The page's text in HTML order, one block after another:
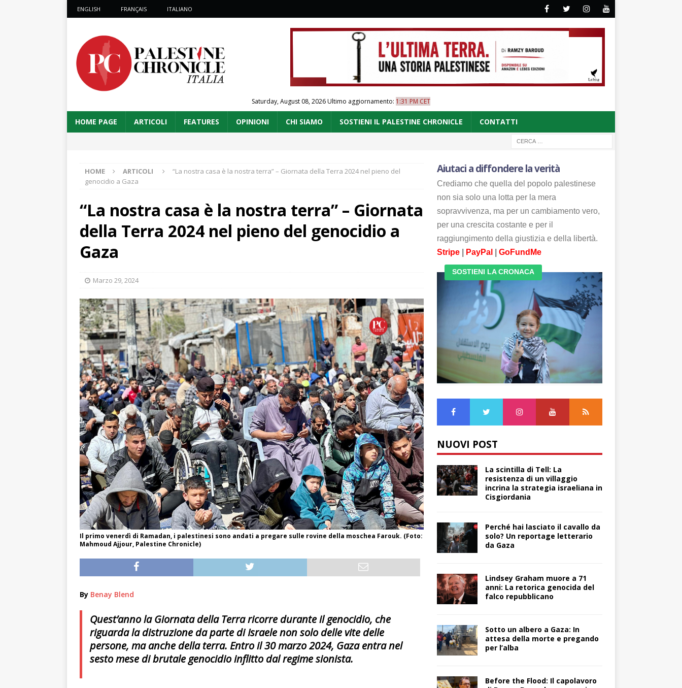
ENGLISH FRANÇAIS ITALIANO
Saturday, August 08, 2026Ultimo aggiornamento: 1:31 PM CET
HOME PAGE ARTICOLI FEATURES OPINIONI CHI SIAMO SOSTIENI IL PALESTINE CHRONICLE CONTATTI
HOME ARTICOLI
“La nostra casa è la nostra terra” – Giornata della Terra 2024 nel pieno del
genocidio a Gaza
“La nostra casa è la nostra terra” – Giornata
della Terra 2024 nel pieno del genocidio a
Gaza
Marzo 29, 2024
Il primo venerdì di Ramadan, i palestinesi sono andati a pregare sulle rovine della moschea Farouk. (Foto:
Mahmoud Ajjour, Palestine Chronicle)
By Benay Blend
Quest’anno la Giornata della Terra ricorre durante il genocidio, che
riguarda la distruzione da parte di Israele non solo delle vite delle
persone, ma anche della terra. Entro il 30 marzo 2024, Gaza entra nel
sesto mese di brutale genocidio inflitto dal regime sionista.
Aiutaci a diffondere la verità
Crediamo che quella del popolo palestinese
non sia solo una lotta per la mera
sopravvivenza, ma per un cambiamento vero,
per una crescita costante e per il
raggiungimento della giustizia e della libertà.
Stripe| PayPal GoFundMe
SOSTIENI LA CRONACA
NUOVI POST
La scintilla di Tell: La
resistenza di un villaggio
incrina la strategia israeliana in
Cisgiordania
Perché hai lasciato il cavallo da
solo? Un reportage letterario
da Gaza
Lindsey Graham muore a 71
anni: La retorica genocida del
falco repubblicano
Sotto un albero a Gaza: In
attesa della morte e pregando
per l’alba
Before the Flood: Il capolavoro